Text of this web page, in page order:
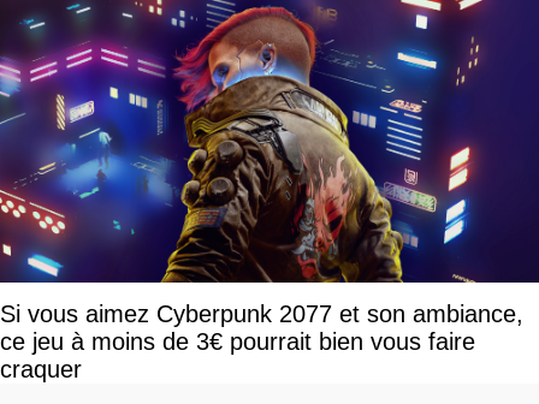
Si vous aimez Cyberpunk 2077 et son ambiance,
ce jeu à moins de 3€ pourrait bien vous faire
craquer